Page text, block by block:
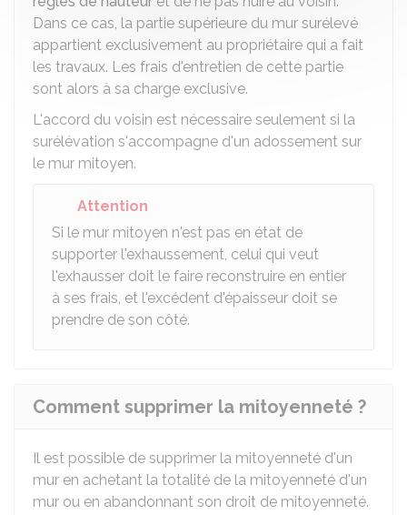
Dans ce cas, la partie supérieure du mur surélevé
appartient exclusivement au propriétaire qui a fait
les travaux. Les frais d'entretien de cette partie
sont alors à sa charge exclusive.
L'accord du voisin est nécessaire seulement si la
surélévation s'accompagne d'un adossement sur
le mur mitoyen.
Attention
Si le mur mitoyen n'est pas en état de
supporter l'exhaussement, celui qui veut
l'exhausser doit le faire reconstruire en entier
à ses frais, et l'excédent d'épaisseur doit se
prendre de son côté.
Comment supprimer la mitoyenneté ?
Il est possible de supprimer la mitoyenneté d'un
mur en achetant la totalité de la mitoyenneté d'un
mur ou en abandonnant son droit de mitoyenneté.